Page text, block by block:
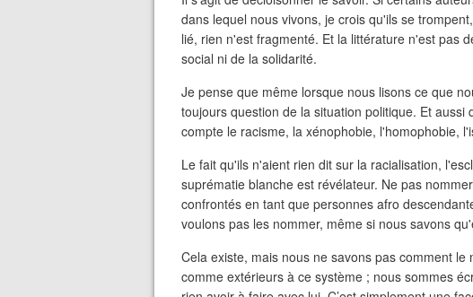
dans lequel nous vivons, je crois qu'ils se
lié, rien n'est fragmenté. Et la littérature n'est pas
social ni de la solidarité.
Je pense que même lorsque nous lisons ce que
toujours question de la situation politique. Et
compte le racisme, la xénophobie, l'homophobie,
Le fait qu'ils n'aient rien dit sur la racialisation,
suprématie blanche est révélateur. Ne pas
confrontés en tant que personnes afro
voulons pas les nommer, même si nous savons
Cela existe, mais nous ne savons pas comment
comme extérieurs à ce système ; nous sommes